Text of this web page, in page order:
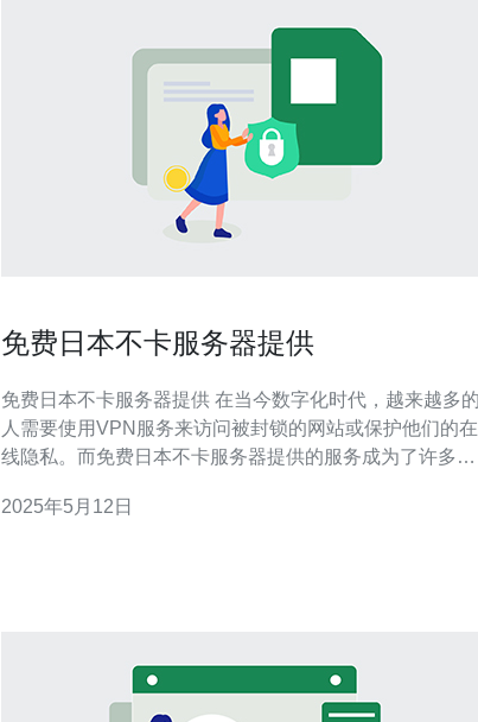
免费日本不卡服务器提供
免费日本不卡服务器提供 在当今数字化时代，越来越多的
人需要使用VPN服务来访问被封锁的网站或保护他们的在
线隐私。而免费日本不卡服务器提供的服务成为了许多人
以帮助用户更好地访问互联网并保护他们的隐私。日本的
2025年5月12日